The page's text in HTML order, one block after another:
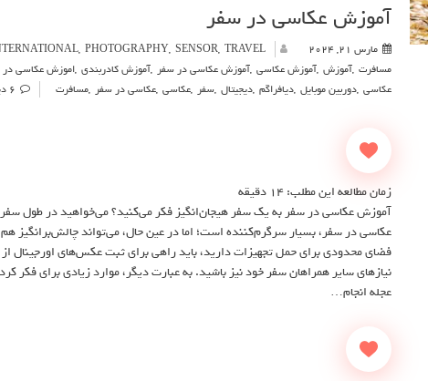
آموزش عکاسی در سفر
مارس 21, 2024 , PHOTOGRAPHY, SENSOR, TRAVEL
مسافرت ,آموزش ,آموزش عکاسی ,آموزش عکاسی در سفر ,آموزش کادربندی ,اموزش عکاسی در
عکاسی ,دوربین موبایل ,دیافراگم ,دیجیتال ,سفر ,عکاسی ,عکاسی در سفر ,مسافرت 6 دیدگاه ها
زمان مطالعه این مطلب:14 دقیقه
آموزش عکاسی در سفر به یک سفر هیجان‌انگیز فکر می‌کنید؟ می‌خواهید در طول سفر
عکاسی در سفر، بسیار سرگرم‌کننده است؛ اما در عین حال، می‌تواند چالش‌برانگیز
فضای محدودی برای حمل تجهیزات دارید، باید راهی برای ثبت عکس‌های اورجینال
نیازهای سایر همراهان سفر خود نیز باشید. به عبارت دیگر، موارد زیادی برای فکر
عجله انجام…